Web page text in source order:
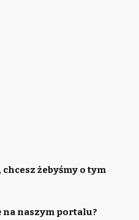
żebyśmy o tym
na naszym portalu?